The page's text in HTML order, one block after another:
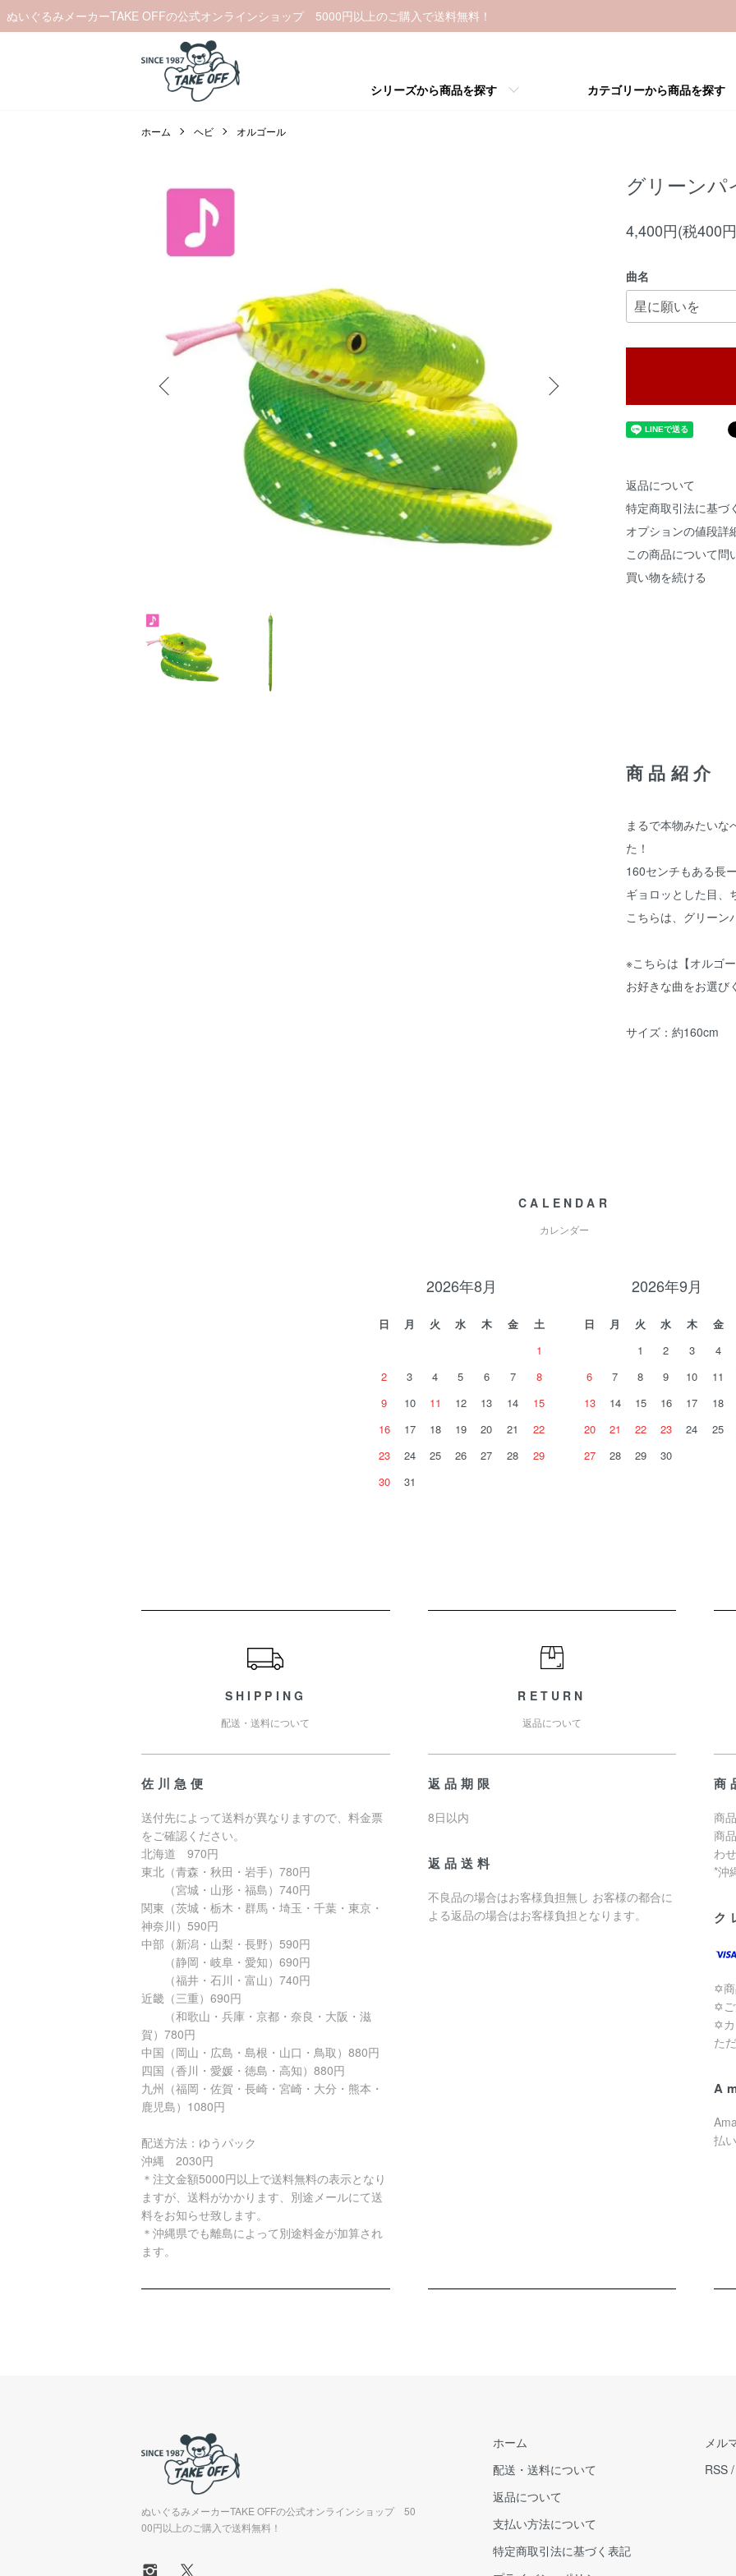
ぬいぐるみメーカーTAKE OFFの公式オンラインショップ 5000円以上のご購入で送料無料！
シリーズから商品を探す カテゴリーから商品を探す
ホーム ヘビ オルゴール
グリーン
4,400円(税400
曲名
返品について
特定商取引法に基づ
オプションの値段詳
この商品について問
買い物を続ける
商品紹介
まるで本物みたいな
た！
160センチもある長
ギョロッとした目、
こちらは、グリーン
※こちらは【オルゴー
お好きな曲をお選び
サイズ：約160cm
CALENDAR
カレンダー
2026年8月
日 月 火 水 木 金
土
1
2
3 4 5 6 7
8
9
10 11 12 13 14
15
16
17 18 19 20 21
22
23
24 25 26 27 28
29
30
31
2026年9月
日 月 火 水 木 金
1
2 3 4
6
7 8 9 10 11
13
14 15 16 17 18
20
21 22 23 24 25
27
28 29 30
SHIPPING
配送・送料について
佐川急便
送付先によって送料が異なりますので、料金票
をご確認ください。
北海道 970円
東北（青森・秋田・岩手）780円
（宮城・山形・福島）740円
関東（茨城・栃木・群馬・埼玉・千葉・東京・
神奈川）590円
中部（新潟・山梨・長野）590円
（静岡・岐阜・愛知）690円
（福井・石川・富山）740円
近畿（三重）690円
（和歌山・兵庫・京都・奈良・大阪・滋
賀）780円
中国（岡山・広島・島根・山口・鳥取）880円
四国（香川・愛媛・徳島・高知）880円
九州（福岡・佐賀・長崎・宮崎・大分・熊本・
鹿児島）1080円
配送方法：ゆうパック
沖縄 2030円
＊注文金額5000円以上で送料無料の表示となり
ますが、送料がかかります、別途メールにて送
料をお知らせ致します。
＊沖縄県でも離島によって別途料金が加算され
ます。
RETURN
返品について
返品期限
8日以内
返品送料
不良品の場合はお客様負担無し お客様の都合に
よる返品の場合はお客様負担となります。
商
商
商
わ
*沖
ク
✡商
✡ご
✡カ
た
払
ぬいぐるみメーカーTAKE OFFの公式オンラインショップ 50
00円以上のご購入で送料無料！
ホーム
配送・送料について
返品について
支払い方法について
特定商取引法に基づく表記
メル
RSS /